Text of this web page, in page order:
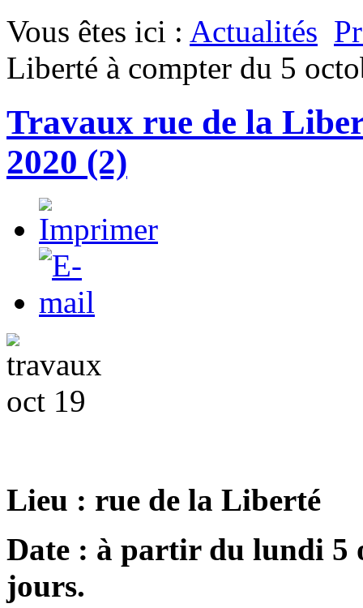
Vous êtes ici : Actualités
Liberté à compter du 5
Travaux rue de la
2020 (2)
Lieu : rue de la Liberté
Date : à partir du lundi 5
jours.